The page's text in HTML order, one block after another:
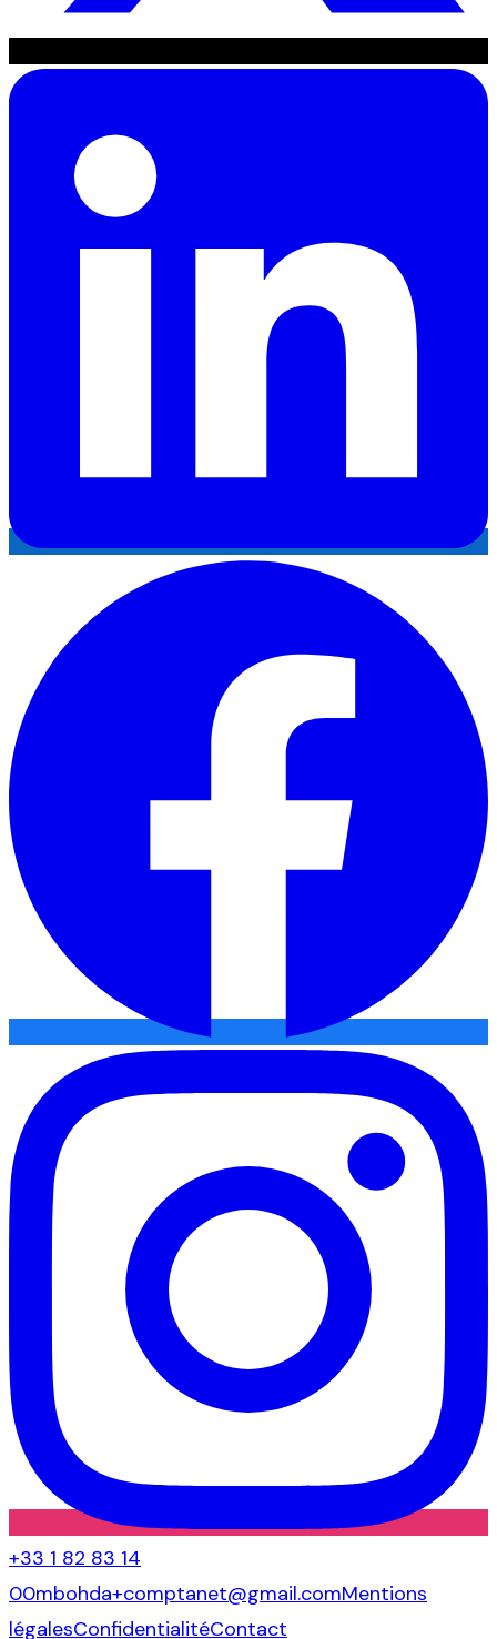
+33 1 82 83 14
00mbohda+comptanet@gmail.comMentions
légalesConfidentialitéContact